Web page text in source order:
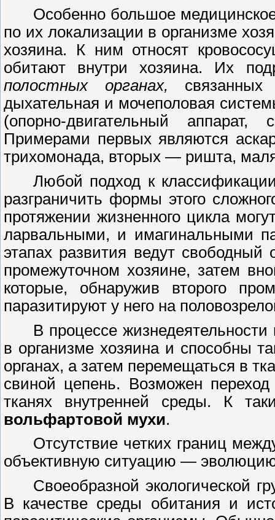
Особенно большое
по их локализации в организме
хозяина. К ним относят
обитают внутри хозяина. Их
полостных органах, связанных
дыхательная и мочеполовая
(опорно-двигательный аппарат,
Примерами первых являются
трихомонада, вторых — ришта,
Любой подход к
разграничить формы этого
протяжении жизненного цикла
ларвальными, и имагинальными
этапах развития ведут
промежуточном хозяине, затем
которые, обнаружив второго
паразитируют у него на
В процессе
в организме хозяина и способны
органах, а затем перемещаться в
свиной цепень. Возможен
тканях внутренней среды. К
вольфартовой мухи.
Отсутствие четких границ
объективную ситуацию — эволюцию
Своеобразной экологической
В качестве среды обитания и